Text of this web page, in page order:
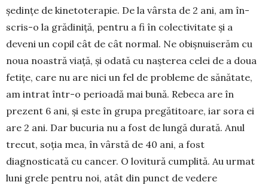
șe­dințe de kinetoterapie. De la vârsta de 2 ani, am în­
scris-o la grădiniță, pentru a fi în colectivitate și a
deveni un copil cât de cât normal. Ne obiș­nu­iserăm cu
noua noastră viață, și odată cu nașterea celei de a doua
fetițe, care nu are nici un fel de probleme de sănătate,
am intrat într-o perioadă mai bună. Rebeca are în
prezent 6 ani, și este în grupa pregătitoare, iar sora ei
are 2 ani. Dar bucuria nu a fost de lungă durată. Anul
trecut, soția mea, în vârstă de 40 ani, a fost
diagnosticată cu cancer. O lovitură cumplită. Au urmat
luni grele pentru noi, atât din punct de vedere